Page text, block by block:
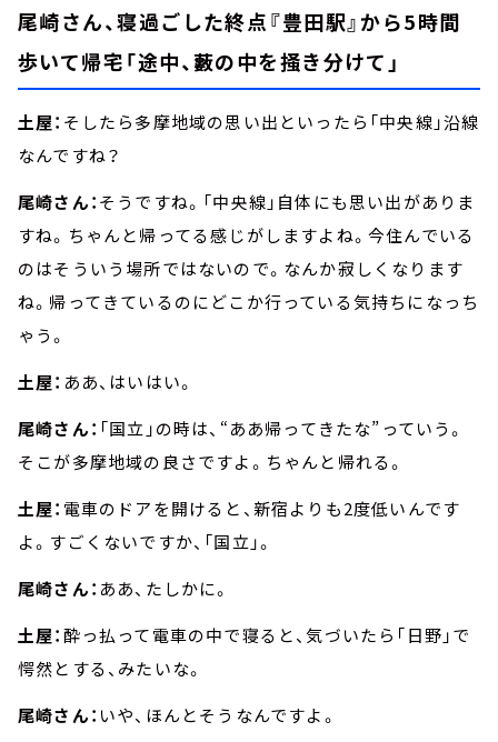
尾崎さん、寝過ごした終点『豊田駅』から5時間
歩いて帰宅「途中、藪の中を掻き分けて」
土屋： そしたら多摩地域の思い出といったら「中央線」沿線
なんですね？
尾崎さん：そうですね。「中央線」自体にも思い出がありま
すね。ちゃんと帰ってる感じがしますよね。今住んでいる
のはそういう場所ではないので。なんか寂しくなります
ね。帰ってきているのにどこか行っている気持ちになっち
ゃう。
土屋： ああ、はいはい。
尾崎さん： 「国立」の時は、“ああ帰ってきたな”っていう。
そこが多摩地域の良さですよ。ちゃんと帰れる。
土屋： 電車のドアを開けると、新宿よりも2度低いんです
よ。すごくないですか、「国立」。
尾崎さん： ああ、たしかに。
土屋：酔っ払って電車の中で寝ると、気づいたら「日野」で
愕然とする、みたいな。
尾崎さん： いや、ほんとそうなんですよ。